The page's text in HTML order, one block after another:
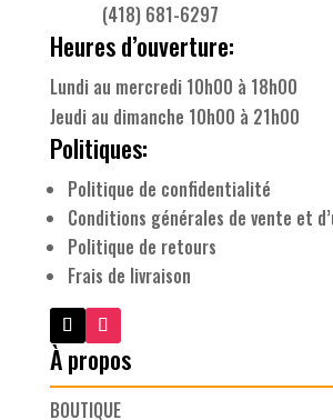
(418) 681-6297
Heures d’ouverture:
Lundi au mercredi 10h00 à 18h00
Jeudi au dimanche 10h00 à 21h00
Politiques:
Politique de confidentialité
Conditions générales de vente et
Politique de retours
Frais de livraison
À propos
BOUTIQUE